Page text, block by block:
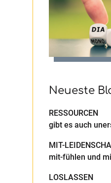
Neueste
gibt es auch
RESSOURCEN
mit-fühlen und
MIT-
LOSLASSEN